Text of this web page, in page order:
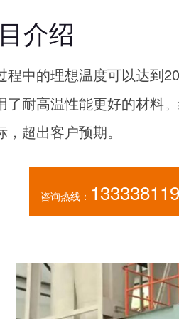
介绍
中的理想温度可以达到
耐高温性能更好的材料
超出客户预期。
咨询热线：